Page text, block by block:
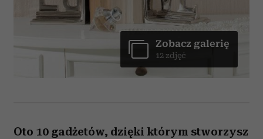
Zobacz galerię
12 zdjęć
Oto 10 gadżetów, dzięki którym stworzysz